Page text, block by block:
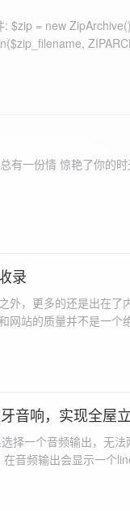
$zip = new
的路径 $zip-
夹路径 * @param $zip
有一份情 惊艳了你的
录
外，更多的还是出在了
网站的质量并不是一个
音响，实现全屋
择一个音频输出，无
出会显示一个line1。选